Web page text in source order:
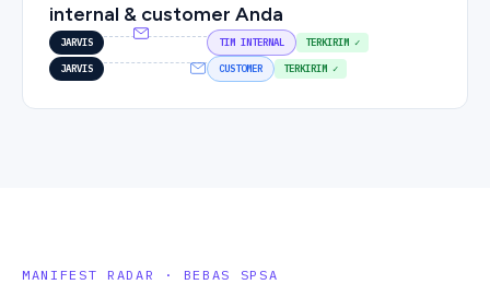
internal & customer Anda
JARVIS TIM INTERNAL TERKIRIM ✓
JARVIS CUSTOMER TERKIRIM ✓
MANIFEST RADAR · BEBAS SPSA